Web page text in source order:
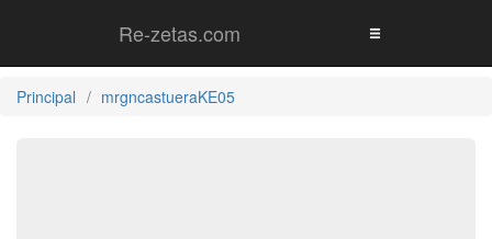
Re-zetas.com
Principal mrgncastueraKE05